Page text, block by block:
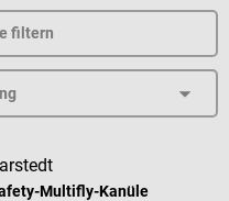
filtern
Multifly-Kanüle